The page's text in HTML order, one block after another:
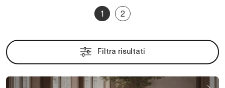
1 2
Filtra risultati